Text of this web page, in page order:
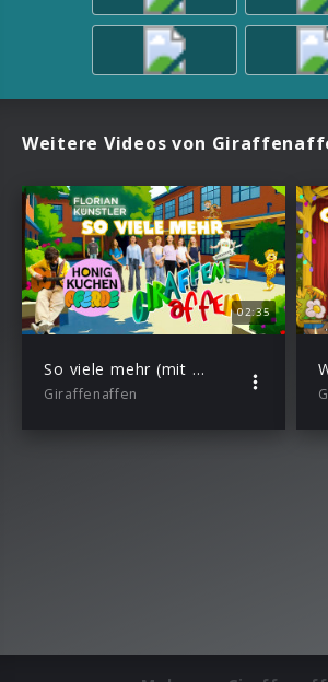
Weitere Videos von
02:35
So viele mehr (mit Florian Künstler & Honigkuchenpferde)
Giraffenaffen